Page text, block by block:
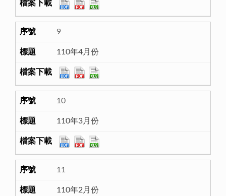
9
110年4月份
10
110年3月份
11
110年2月份